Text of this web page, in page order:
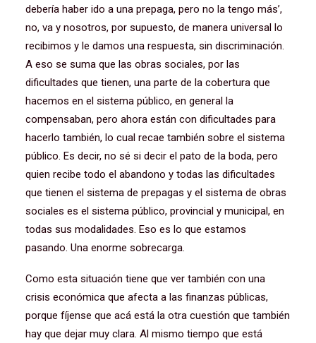
debería haber ido a una prepaga, pero no la tengo más’,
no, va y nosotros, por supuesto, de manera universal lo
recibimos y le damos una respuesta, sin discriminación.
A eso se suma que las obras sociales, por las
dificultades que tienen, una parte de la cobertura que
hacemos en el sistema público, en general la
compensaban, pero ahora están con dificultades para
hacerlo también, lo cual recae también sobre el sistema
público. Es decir, no sé si decir el pato de la boda, pero
quien recibe todo el abandono y todas las dificultades
que tienen el sistema de prepagas y el sistema de obras
sociales es el sistema público, provincial y municipal, en
todas sus modalidades. Eso es lo que estamos
pasando. Una enorme sobrecarga.
Como esta situación tiene que ver también con una
crisis económica que afecta a las finanzas públicas,
porque fíjense que acá está la otra cuestión que también
hay que dejar muy clara. Al mismo tiempo que está